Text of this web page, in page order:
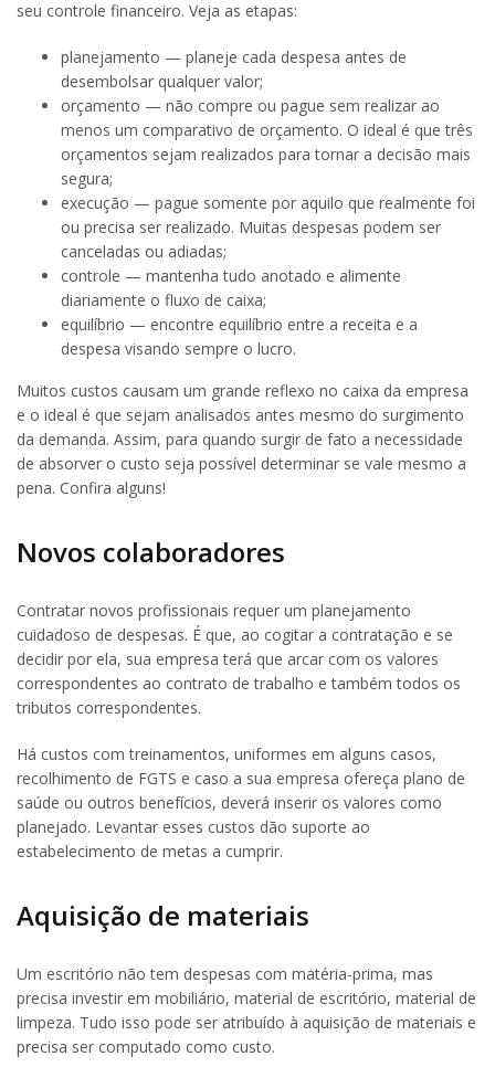
seu controle financeiro. Veja as etapas:
planejamento — planeje cada despesa antes de
desembolsar qualquer valor;
orçamento — não compre ou pague sem realizar ao
menos um comparativo de orçamento. O ideal é que três
orçamentos sejam realizados para tornar a decisão mais
segura;
execução — pague somente por aquilo que realmente foi
ou precisa ser realizado. Muitas despesas podem ser
canceladas ou adiadas;
controle — mantenha tudo anotado e alimente
diariamente o fluxo de caixa;
equilíbrio — encontre equilíbrio entre a receita e a
despesa visando sempre o lucro.
Muitos custos causam um grande reflexo no caixa da empresa
e o ideal é que sejam analisados antes mesmo do surgimento
da demanda. Assim, para quando surgir de fato a necessidade
de absorver o custo seja possível determinar se vale mesmo a
pena. Confira alguns!
Novos colaboradores
Contratar novos profissionais requer um planejamento
cuidadoso de despesas. É que, ao cogitar a contratação e se
decidir por ela, sua empresa terá que arcar com os valores
correspondentes ao contrato de trabalho e também todos os
tributos correspondentes.
Há custos com treinamentos, uniformes em alguns casos,
recolhimento de FGTS e caso a sua empresa ofereça plano de
saúde ou outros benefícios, deverá inserir os valores como
planejado. Levantar esses custos dão suporte ao
estabelecimento de metas a cumprir.
Aquisição de materiais
Um escritório não tem despesas com matéria-prima, mas
precisa investir em mobiliário, material de escritório, material de
limpeza. Tudo isso pode ser atribuído à aquisição de materiais e
precisa ser computado como custo.